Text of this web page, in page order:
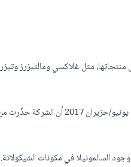
مثل غلاكسي ومالتيزرز
وذكرت هيئة الإذاعة البريطانية
السالمونيلا في مكونات الشيكولاتة.